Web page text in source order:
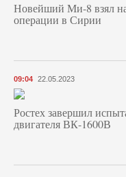
Новейший Ми-8 взял
операции в Сирии
09:04 22.05.2023
Ростех завершил
двигателя ВК-1600В